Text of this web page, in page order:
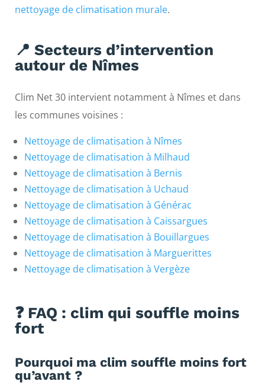
nettoyage de climatisation murale.
📍 Secteurs d’intervention
autour de Nîmes
Clim Net 30 intervient notamment à Nîmes et dans
les communes voisines :
Nettoyage de climatisation à Nîmes
Nettoyage de climatisation à Milhaud
Nettoyage de climatisation à Bernis
Nettoyage de climatisation à Uchaud
Nettoyage de climatisation à Générac
Nettoyage de climatisation à Caissargues
Nettoyage de climatisation à Bouillargues
Nettoyage de climatisation à Marguerittes
Nettoyage de climatisation à Vergèze
❓ FAQ : clim qui souffle moins
fort
Pourquoi ma clim souffle moins fort
qu’avant ?